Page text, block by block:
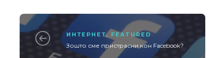
ИНТЕРНЕТ, FEATURED
Зошто сме пристрасни кон Facebook?